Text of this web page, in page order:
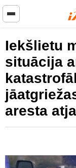
Iekšlietu
situācija
aresta